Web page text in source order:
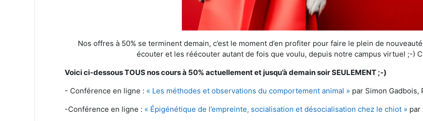
Nos offres à 50% se terminent demain, c’est le moment d’en profiter pour faire le plein de
écouter et les réécouter autant de fois que voulu, depuis notre campus virtuel ;-)
Voici ci-dessous TOUS nos cours à 50% actuellement et jusqu’à demain soir SEULEMENT ;-)
- Conférence en ligne : « Les méthodes et observations du comportement animal » par Simon Gadbois,
-Conférence en ligne : « Épigénétique de l’empreinte, socialisation et désocialisation chez le chiot » par